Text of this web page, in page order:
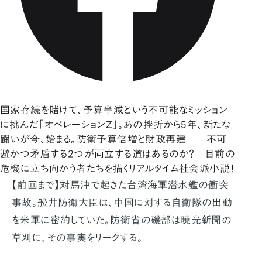
国家存続を賭けて、予算半減という不可能なミッション
に挑んだ「オペレーションZ」。あの挫折から5年、新たな
闘いが今、始まる。防衛予算倍増と財政再建――不可
避かつ矛盾する2つが両立する道はあるのか？ 目前の
危機に立ち向かう者たちを描くリアルタイム社会派小説！
【前回まで】対馬沖で起きた台湾海軍潜水艦の衝突
事故。舩井防衛大臣は、中国に対する自衛隊の出動
を米軍に密約していた。防衛省の磯部は暁光新聞の
草刈に、その事実をリークする。